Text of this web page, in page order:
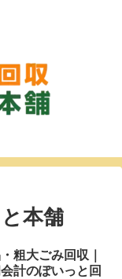
本舗
粗大ごみ回収｜
計のぽいっと回